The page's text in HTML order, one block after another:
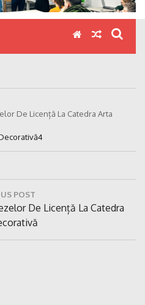
De Licență La Catedra Arta
POST
De Licență La Catedra